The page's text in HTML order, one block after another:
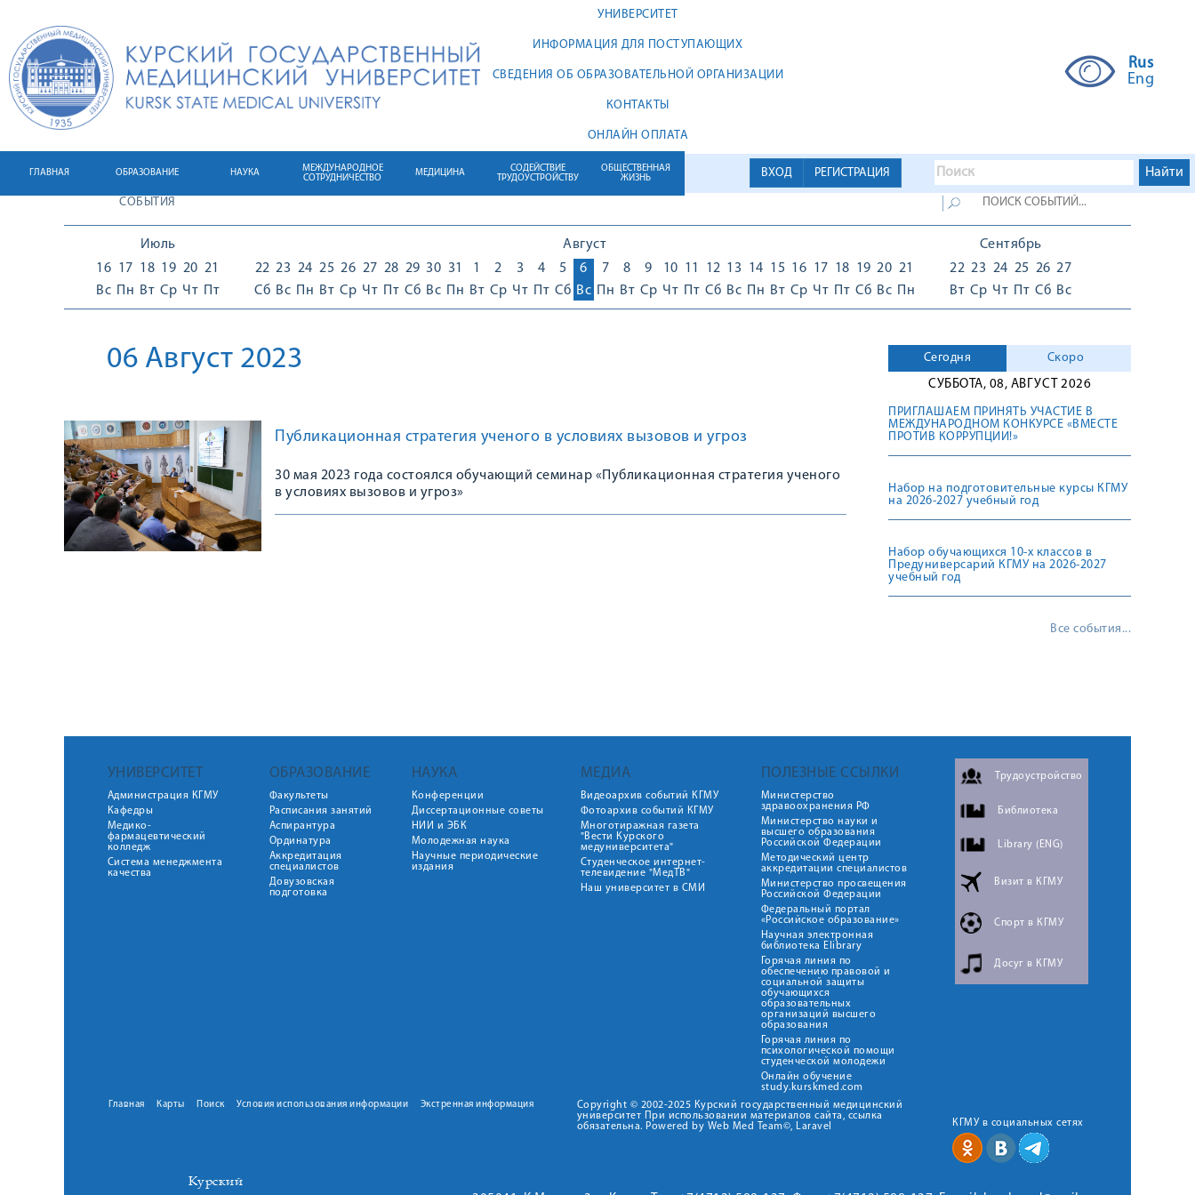
УНИВЕРСИТЕТ
ИНФОРМАЦИЯ ДЛЯ ПОСТУПАЮЩИХ
СВЕДЕНИЯ ОБ ОБРАЗОВАТЕЛЬНОЙ ОРГАНИЗАЦИИ
КОНТАКТЫ
ОНЛАЙН ОПЛАТА
Rus
Eng
ВХОД РЕГИСТРАЦИЯ
ГЛАВНАЯ ОБРАЗОВАНИЕ НАУКА
МЕЖДУНАРОДНОЕ
СОТРУДНИЧЕСТВО
МЕДИЦИНА
СОДЕЙСТВИЕ
ТРУДОУСТРОЙСТВУ
ОБЩЕСТВЕННАЯ
ЖИЗНЬ
СОБЫТИЯ
Июль
16
Вс
17
Пн
18
Вт
19
Ср
20
Чт
21
Пт
Август
22
Сб
23
Вс
24
Пн
25
Вт
26
Ср
27
Чт
28
Пт
29
Сб
30
Вс
31
Пн
1
Вт
2
Ср
3
Чт
4
Пт
5
Сб
6
Вс
7
Пн
8
Вт
9
Ср
10
Чт
11
Пт
12
Сб
13
Вс
14
Пн
15
Вт
16
Ср
17
Чт
18
Пт
19
Сб
20
Вс
21
Пн
Сентябрь
22
Вт
23
Ср
24
Чт
25
Пт
26
Сб
27
Вс
06 Август 2023
Публикационная стратегия ученого в условиях вызовов и угроз
30 мая 2023 года состоялся обучающий семинар «Публикационная стратегия ученого
в условиях вызовов и угроз»
Сегодня
Скоро
СУББОТА, 08, АВГУСТ 2026
ПРИГЛАШАЕМ ПРИНЯТЬ УЧАСТИЕ В
МЕЖДУНАРОДНОМ КОНКУРСЕ «ВМЕСТЕ
ПРОТИВ КОРРУПЦИИ!»
Набор на подготовительные курсы КГМУ
на 2026-2027 учебный год
Набор обучающихся 10-х классов в
Предуниверсарий КГМУ на 2026-2027
учебный год
Все события...
УНИВЕРСИТЕТ
Администрация КГМУ
Кафедры
Медико-
фармацевтический
колледж
Система менеджмента
качества
ОБРАЗОВАНИЕ
Факультеты
Расписания занятий
Аспирантура
Ординатура
Аккредитация
специалистов
Довузовская
подготовка
НАУКА
Конференции
Диссертационные советы
НИИ и ЭБК
Молодежная наука
Научные периодические
издания
МЕДИА
Видеоархив событий КГМУ
Фотоархив событий КГМУ
Многотиражная газета
"Вести Курского
медуниверситета"
Студенческое интернет-
телевидение "МедТВ"
Наш университет в СМИ
ПОЛЕЗНЫЕ ССЫЛКИ
Министерство
здравоохранения РФ
Министерство науки и
высшего образования
Российской Федерации
Методический центр
аккредитации специалистов
Министерство просвещения
Российской Федерации
Федеральный портал
«Российское образование»
Научная электронная
библиотека Elibrary
Горячая линия по
обеспечению правовой и
социальной защиты
обучающихся
образовательных
организаций высшего
образования
Горячая линия по
психологической помощи
студенческой молодежи
Онлайн обучение
study.kurskmed.com
Трудоустройство
Библиотека
Library (ENG)
Визит в КГМУ
Спорт в КГМУ
Досуг в КГМУ
Главная Карты Поиск Условия использования информации Экстренная информация
Copyright © 2002-2025 Курский государственный медицинский
университет При использовании материалов сайта, ссылка
обязательна. Powered by Web Med Team©, Laravel
КГМУ в социальных сетях
Курский